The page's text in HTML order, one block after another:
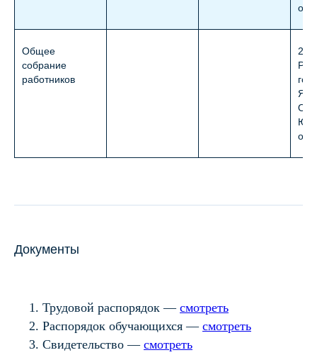
Общее
собрание
работников
Документы
Трудовой распорядок — смотреть
Распорядок обучающихся — смотреть
Свидетельство — смотреть